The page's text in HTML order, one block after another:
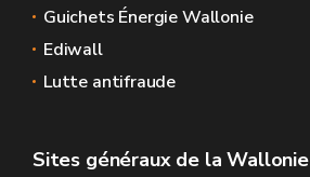
Guichets Énergie Wallonie
Ediwall
Lutte antifraude
Sites généraux de la Wallonie